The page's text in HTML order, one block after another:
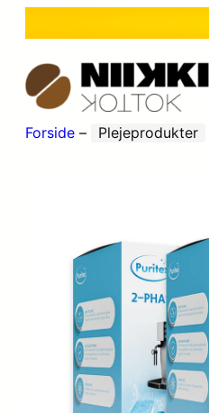
Forside – Plejeprodukter